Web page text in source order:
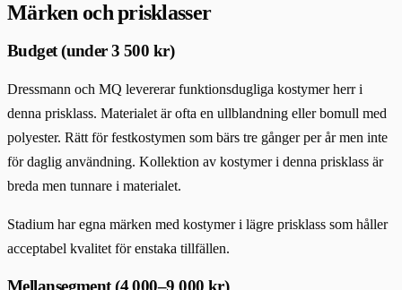
Märken och prisklasser
Budget (under 3 500 kr)
Dressmann och MQ levererar funktionsdugliga kostymer herr i
denna prisklass. Materialet är ofta en ullblandning eller bomull med
polyester. Rätt för festkostymen som bärs tre gånger per år men inte
för daglig användning. Kollektion av kostymer i denna prisklass är
breda men tunnare i materialet.
Stadium har egna märken med kostymer i lägre prisklass som håller
acceptabel kvalitet för enstaka tillfällen.
Mellansegment (4 000–9 000 kr)